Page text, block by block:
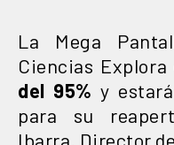
La Mega
Ciencias Explora
del 95% y
para su
Ibarra, Director